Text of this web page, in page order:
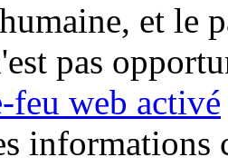
et le
pas
feu web activé
informations